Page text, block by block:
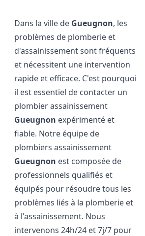
Dans la ville de Gueugnon, les
problèmes de plomberie et
d'assainissement sont fréquents
et nécessitent une intervention
rapide et efficace. C'est pourquoi
il est essentiel de contacter un
plombier assainissement
Gueugnon expérimenté et
fiable. Notre équipe de
plombiers assainissement
Gueugnon est composée de
professionnels qualifiés et
équipés pour résoudre tous les
problèmes liés à la plomberie et
à l'assainissement. Nous
intervenons 24h/24 et 7j/7 pour